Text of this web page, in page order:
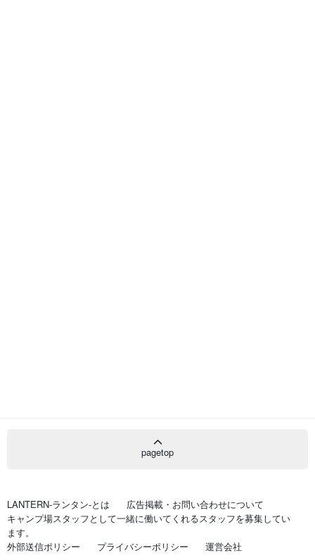
pagetop
LANTERN-ランタン-とは
広告掲載・お問い合わせについて
キャンプ場スタッフとして一緒に働いてくれるスタッフを募集してい
ます。
外部送信ポリシー
プライバシーポリシー 運営会社